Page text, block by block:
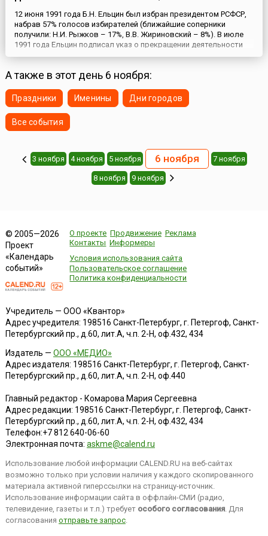
12 июня 1991 года Б.Н. Ельцин был избран президентом РСФСР,
набрав 57% голосов избирателей (ближайшие соперники
получили: Н.И. Рыжков – 17%, В.В. Жириновский – 8%). В июле
1991 года Ельцин подписал указ о прекращении деятельности
организационных структур политических партий и массовых
учреждениях и организациях РСФСР. В связи с попыткой госу...
А также в этот день 6 ноября:
Праздники Именины Дни городов
Все события
3 ноября 4 ноября 5 ноября 6 ноября 7 ноября
8 ноября 9 ноября
© 2005—2026
Проект
«Календарь
событий»
О проекте Продвижение Реклама
Контакты Информеры
Условия использования сайта
Пользовательское соглашение
Политика конфиденциальности
Учредитель — ООО «Квантор»
Адрес учредителя: 198516 Санкт-Петербург, г. Петергоф, Санкт-
Петербургский пр., д.60, лит.А, ч.п. 2-Н, оф.432, 434
Издатель — ООО «МЕДИО»
Адрес издателя: 198516 Санкт-Петербург, г. Петергоф, Санкт-
Петербургский пр., д.60, лит.А, ч.п. 2-Н, оф.440
Главный редактор - Комарова Мария Сергеевна
Адрес редакции: 198516 Санкт-Петербург, г. Петергоф, Санкт-
Петербургский пр., д.60, лит.А, ч.п. 2-Н, оф.432, 434
Телефон:+7 812 640-06-60
Электронная почта: askme@calend.ru
Использование любой информации CALEND.RU на веб-сайтах
возможно только при условии наличия у каждого скопированного
материала активной гиперссылки на страницу-источник.
Использование информации сайта в оффлайн-СМИ (радио,
телевидение, газеты и т.п.) требует особого согласования. Для
согласования отправьте запрос.